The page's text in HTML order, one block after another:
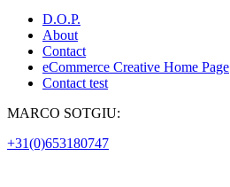
D.O.P.
About
Contact
eCommerce Creative Home Page
Contact test
MARCO SOTGIU:
+31(0)653180747